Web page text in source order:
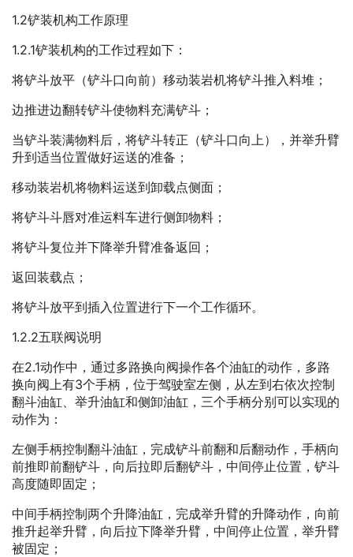
1.2铲装机构工作原理
1.2.1铲装机构的工作过程如下：
将铲斗放平（铲斗口向前）移动装岩机将铲斗推入料堆；
边推进边翻转铲斗使物料充满铲斗；
当铲斗装满物料后，将铲斗转正（铲斗口向上），并举升臂
升到适当位置做好运送的准备；
移动装岩机将物料运送到卸载点侧面；
将铲斗斗唇对准运料车进行侧卸物料；
将铲斗复位并下降举升臂准备返回；
返回装载点；
将铲斗放平到插入位置进行下一个工作循环。
1.2.2五联阀说明
在2.1动作中，通过多路换向阀操作各个油缸的动作，多路
换向阀上有3个手柄，位于驾驶室左侧，从左到右依次控制
翻斗油缸、举升油缸和侧卸油缸，三个手柄分别可以实现的
动作为：
左侧手柄控制翻斗油缸，完成铲斗前翻和后翻动作，手柄向
前推即前翻铲斗，向后拉即后翻铲斗，中间停止位置，铲斗
高度随即固定；
中间手柄控制两个升降油缸，完成举升臂的升降动作，向前
推升起举升臂，向后拉下降举升臂，中间停止位置，举升臂
被固定；